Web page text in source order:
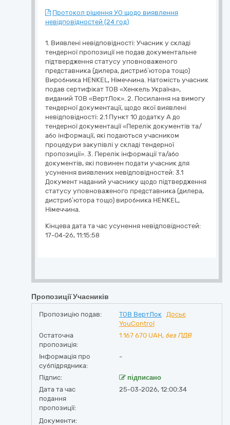
Протокол рішення УО щодо виявлення
невідповідностей (24 год)
1. Виявлені невідповідності: Учасник у складі
тендерної пропозиції не подав документальне
підтвердження статусу уповноваженого
представника (дилера, дистриб’ютора тощо)
Виробника HENKEL, Німеччина. Натомість учасник
подав сертифікат ТОВ «Хенкель Україна»,
виданий ТОВ «ВертЛок». 2. Посилання на вимогу
тендерної документації, щодо якої виявлені
невідповідності: 2.1 Пункт 10 додатку А до
тендерної документації «Перелік документів та/
або інформації, які подаються учасником
процедури закупівлі у складі тендерної
пропозиції». 3. Перелік інформації та/або
документів, які повинен подати учасник для
усунення виявлених невідповідностей: 3.1
Документ наданий учаснику щодо підтвердження
статусу уповноваженого представника (дилера,
дистриб’ютора тощо) виробника HENKEL,
Німеччина.
Кінцева дата та час усунення невідповідностей:
17-04-26, 11:15:58
Пропозиції Учасників
Пропозицію подав: ТОВ ВертЛок
Досьє
YouControl
Остаточна
пропозиція:
1 167 670 UAH, без ПДВ
Інформація про
субпідрядника:
-
Підпис:
підписано
Дата та час
подання
пропозиції:
25-03-2026, 12:00:34
Документи: